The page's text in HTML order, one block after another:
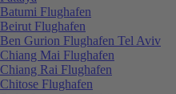
Batumi Flughafen
Beirut Flughafen
Ben Gurion Flughafen Tel Aviv
Chiang Mai Flughafen
Chiang Rai Flughafen
Chitose Flughafen